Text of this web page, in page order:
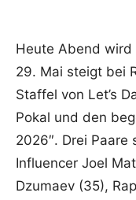
Heute Abend
29. Mai steigt bei
Staffel von Let’s
Pokal und den
2026″. Drei Paare
Influencer Joel
Dzumaev (35),